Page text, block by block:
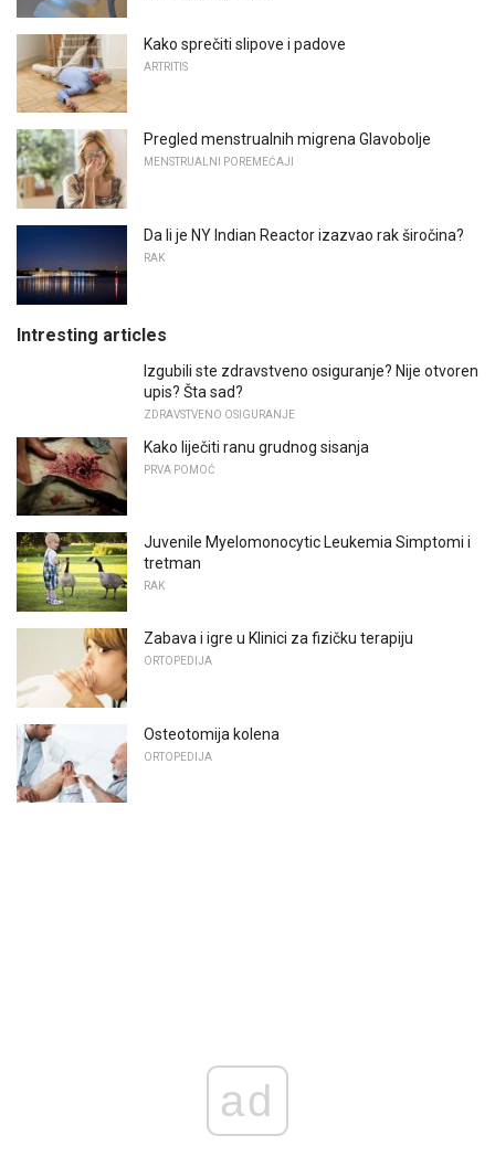
Kako sprečiti slipove i padove
ARTRITIS
Pregled menstrualnih migrena Glavobolje
MENSTRUALNI POREMEĆAJI
Da li je NY Indian Reactor izazvao rak širočina?
RAK
Intresting articles
Izgubili ste zdravstveno osiguranje? Nije otvoren
upis? Šta sad?
ZDRAVSTVENO OSIGURANJE
Kako liječiti ranu grudnog sisanja
PRVA POMOĆ
Juvenile Myelomonocytic Leukemia Simptomi i
tretman
RAK
Zabava i igre u Klinici za fizičku terapiju
ORTOPEDIJA
Osteotomija kolena
ORTOPEDIJA
ad